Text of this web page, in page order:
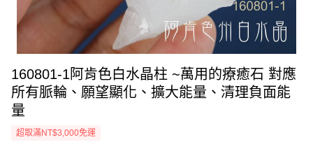
160801-1阿肯色白水晶柱 ~萬用的療癒石 對應
所有脈輪、願望顯化、擴大能量、清理負面能
量
超取滿NT$3,000免運